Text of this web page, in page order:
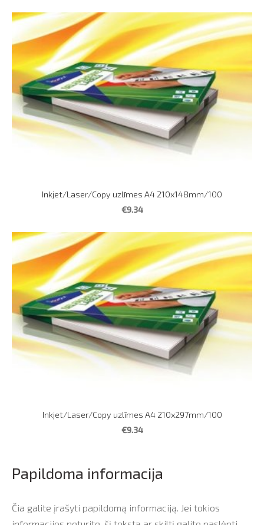
Papildoma informacija
Čia galite įrašyti papildomą informaciją. Jei tokios
Inkjet/Laser/Copy uzlīmes A4 210x148mm/100
€9.34
Inkjet/Laser/Copy uzlīmes A4 210x297mm/100
€9.34